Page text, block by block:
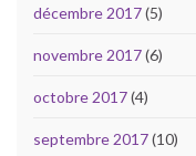
décembre 2017(5)
novembre 2017(6)
octobre 2017(4)
septembre 2017(10)